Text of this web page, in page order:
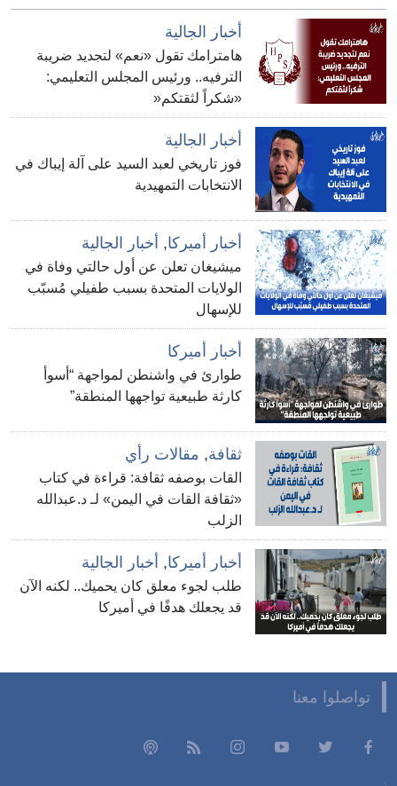
أخبار الجالية
هامترامك تقول «نعم» لتجديد ضريبة
الترفيه.. ورئيس المجلس التعليمي:
«شكراً لثقتكم«
أخبار الجالية
فوز تاريخي لعبد السيد على آلة إيباك في
الانتخابات التمهيدية
أخبار أميركا, أخبار الجالية
ميشيغان تعلن عن أول حالتي وفاة في
الولايات المتحدة بسبب طفيلي مُسبّب
للإسهال
أخبار أميركا
طوارئ في واشنطن لمواجهة “أسوأ
كارثة طبيعية تواجهها المنطقة”
ثقافة, مقالات رأي
القات بوصفه ثقافة: قراءة في كتاب
«ثقافة القات في اليمن» لـ د.عبدالله
الزلب
أخبار أميركا, أخبار الجالية
طلب لجوء معلق كان يحميك.. لكنه الآن
قد يجعلك هدفًا في أميركا
تواصلوا معنا